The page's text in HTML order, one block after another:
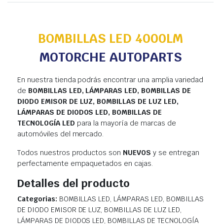
BOMBILLAS LED 4000LM
MOTORCHE AUTOPARTS
En nuestra tienda podrás encontrar una amplia variedad
de BOMBILLAS LED, LÁMPARAS LED, BOMBILLAS DE
DIODO EMISOR DE LUZ, BOMBILLAS DE LUZ LED,
LÁMPARAS DE DIODOS LED, BOMBILLAS DE
TECNOLOGÍA LED para la mayoría de marcas de
automóviles del mercado.
Todos nuestros productos son NUEVOS y se entregan
perfectamente empaquetados en cajas.
Detalles del producto
Categorias: BOMBILLAS LED, LÁMPARAS LED, BOMBILLAS
DE DIODO EMISOR DE LUZ, BOMBILLAS DE LUZ LED,
LÁMPARAS DE DIODOS LED, BOMBILLAS DE TECNOLOGÍA